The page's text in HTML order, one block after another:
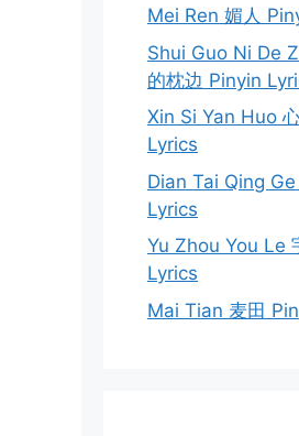
Mei Ren 媚人
Shui Guo Ni De
的枕边 Pinyin
Xin Si Yan Huo
Lyrics
Dian Tai Qing
Lyrics
Yu Zhou You Le
Lyrics
Mai Tian 麦田